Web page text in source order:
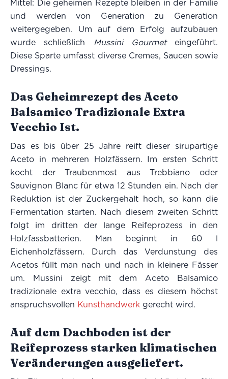
Mittel: Die geheimen Rezepte bleiben in der Familie
und werden von Generation zu Generation
weitergegeben. Um auf dem Erfolg aufzubauen
wurde schließlich Mussini Gourmeteingeführt.
Diese Sparte umfasst diverse Cremes, Saucen sowie
Dressings.
Das Geheimrezept des Aceto
Balsamico Tradizionale Extra
Vecchio Ist.
Das es bis über 25 Jahre reift dieser sirupartige
Aceto in mehreren Holzfässern. Im ersten Schritt
kocht der Traubenmost aus Trebbiano oder
Sauvignon Blanc für etwa 12 Stunden ein. Nach der
Reduktion ist der Zuckergehalt hoch, so kann die
Fermentation starten. Nach diesem zweiten Schritt
folgt im dritten der lange Reifeprozess in den
Holzfassbatterien. Man beginnt in 60 l
Eichenholzfässern. Durch das Verdunstung des
Acetos füllt man nach und nach in kleinere Fässer
um. Mussini zeigt mit dem Aceto Balsamico
tradizionale extra vecchio, dass es diesem höchst
anspruchsvollen Kunsthandwerk gerecht wird.
Auf dem Dachboden ist der
Reifeprozess starken klimatischen
Veränderungen ausgeliefert.